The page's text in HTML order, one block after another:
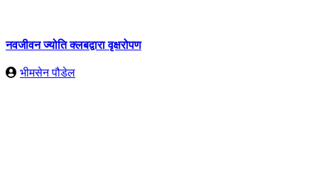
नवजीवन ज्योति क्लबद्वारा वृक्षरोपण
भीमसेन पौडेल